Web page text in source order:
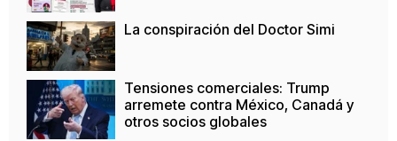
La conspiración del Doctor Simi
Tensiones comerciales: Trump
arremete contra México, Canadá y
otros socios globales